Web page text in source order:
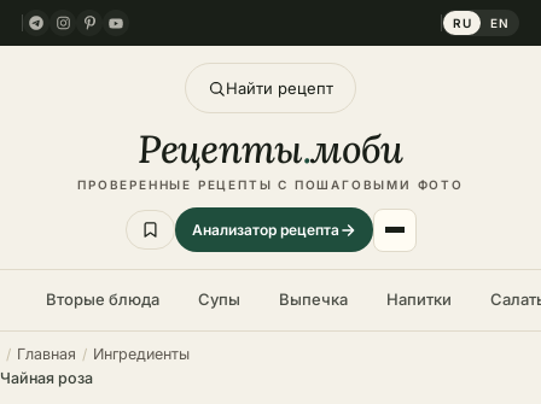
RU EN
Найти рецепт
Рецепты.моби
ПРОВЕРЕННЫЕ РЕЦЕПТЫ С ПОШАГОВЫМИ ФОТО
Анализатор рецепта
Вторые блюда Супы Выпечка Напитки
Главная
Ингредиенты
Чайная роза